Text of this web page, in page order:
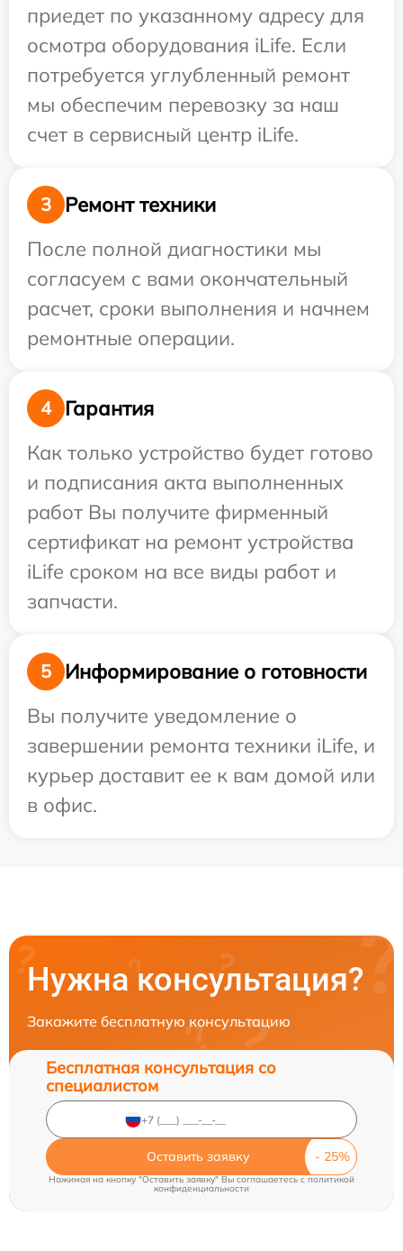
приедет по указанному адресу для
осмотра оборудования iLife. Если
потребуется углубленный ремонт
мы обеспечим перевозку за наш
счет в сервисный центр iLife.
3
Ремонт техники
После полной диагностики мы
согласуем с вами окончательный
расчет, сроки выполнения и начнем
ремонтные операции.
4
Гарантия
Как только устройство будет готово
и подписания акта выполненных
работ Вы получите фирменный
сертификат на ремонт устройства
iLife сроком на все виды работ и
запчасти.
5
Информирование о готовности
Вы получите уведомление о
завершении ремонта техники iLife, и
курьер доставит ее к вам домой или
в офис.
Нужна консультация?
Закажите бесплатную консультацию
Бесплатная консультация со
специалистом
Оставить заявку
Нажимая на кнопку "Оставить заявку" Вы соглашаетесь c политикой
конфиденциальности